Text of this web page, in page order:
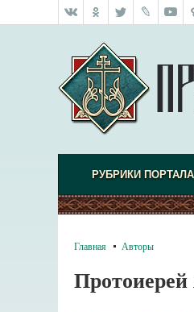
РУБРИКИ ПОРТАЛА
Главная Авторы